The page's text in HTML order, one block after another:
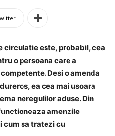
circulatie este, probabil, cea
o persoana care a
Desi o amenda
ea cea mai usoara
neregulilor aduse. Din
amenzile
cum sa tratezi cu